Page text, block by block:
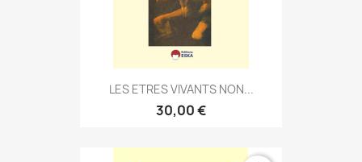
LES ETRES VIVANTS NON...
30,00 €